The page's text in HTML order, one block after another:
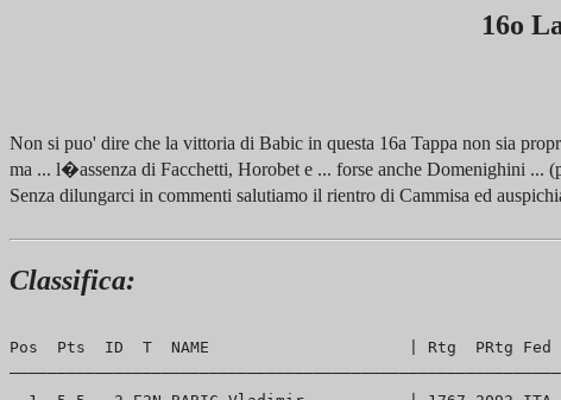
16o
Non si puo' dire che la vittoria di Babic in questa 16a Tappa non sia
ma ... l�assenza di Facchetti, Horobet e ... forse anche Domenighini ...
Senza dilungarci in commenti salutiamo il rientro di Cammisa ed
Classifica:
Pos  Pts  ID  T  NAME                     | Rtg  PRtg Fed